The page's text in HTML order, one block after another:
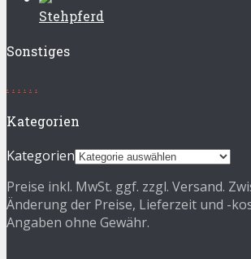
Stehpferd
Sonstiges
. . . . . .
Kategorien
Kategorien
Preise inkl. MwSt. ggf. zzgl. Versand.
Änderung der Preise, Lieferzeit und -
Angaben ohne Gewähr.